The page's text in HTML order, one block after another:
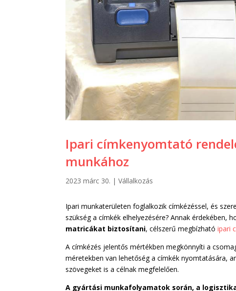
Ipari címkenyomtató
munkához
2023 márc 30. |Vállalkozás
Ipari munkaterületen foglalkozik címkézéssel, és
szükség a címkék elhelyezésére? Annak érdekében,
matricákat biztosítani, célszerű megbízhatóipari
A címkézés jelentős mértékben megkönnyíti a
méretekben van lehetőség a címkék nyomtatására,
szövegeket is a célnak megfelelően.
A gyártási munkafolyamatok során, a